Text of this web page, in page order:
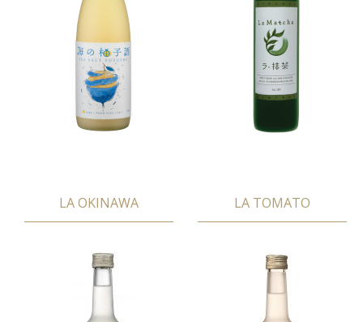
LA OKINAWA LA TOMATO